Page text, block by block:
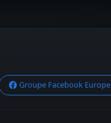
Groupe Facebook Europe